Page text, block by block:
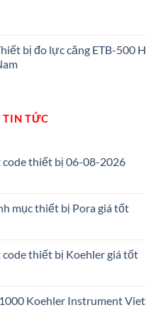
bị đo lực căng ETB-500
TỨC
code thiết bị 06-08-2026
mục thiết bị Pora giá tốt
code thiết bị Koehler giá tốt
Koehler Instrument